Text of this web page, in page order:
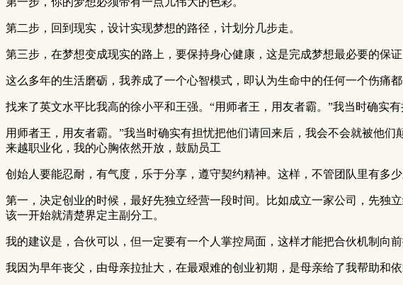
第二步，回到现实，设计实现梦想的路径，计划分几步走。
第三步，在梦想变成现实的路上，要保持身心健康，这是完成梦想最必要的保证
这么多年的生活磨砺，我养成了一个心智模式，即认为生命中的任何一个伤痛都
找来了英文水平比我高的徐小平和王强。“用师者王，用友者霸。”我当时确实
用师者王，用友者霸。”我当时确实有担忧把他们请回来后，我会不会就被他
来越职业化，我的心胸依然开放，鼓励员工
创始人要能忍耐，有气度，乐于分享，遵守契约精神。这样，不管团队里有多
第一，决定创业的时候，最好先独立经营一段时间。比如成立一家公司，先独
该一开始就清楚界定主副分工。
我的建议是，合伙可以，但一定要有一个人掌控局面，这样才能把合伙机制向
我因为早年丧父，由母亲拉扯大，在最艰难的创业初期，是母亲给了我帮助和